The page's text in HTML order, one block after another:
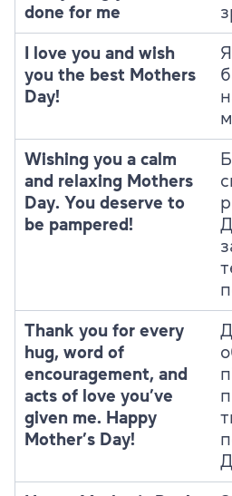
done for me
I love you and wish
you the best Mothers
Day!
Wishing you a calm
and relaxing Mothers
Day. You deserve to
be pampered!
Thank you for every
hug, word of
encouragement, and
acts of love you’ve
given me. Happy
Mother’s Day!